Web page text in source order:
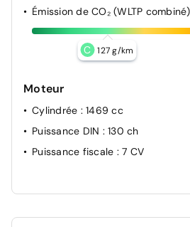
Émission de CO₂ (WLTP combiné)
C 127 g/km
Moteur
Cylindrée : 1469 cc
Puissance DIN : 130 ch
Puissance fiscale : 7 CV